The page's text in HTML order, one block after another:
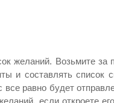
желаний. Возьмите за
и составлять список
все равно будет
если откроете